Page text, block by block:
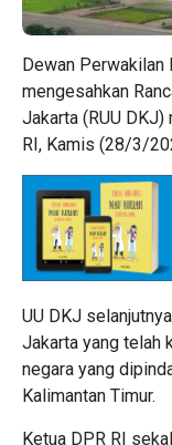
Dewan Perwakilan
mengesahkan
Jakarta (RUU DKJ)
RI, Kamis (28/3/
UU DKJ
Jakarta yang telah
negara yang
Kalimantan Timur.
Ketua DPR RI